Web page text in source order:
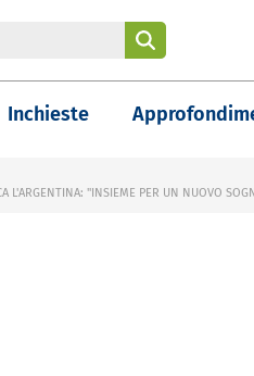
Inchieste
L'ARGENTINA: "INSIEME PER UN NUOVO